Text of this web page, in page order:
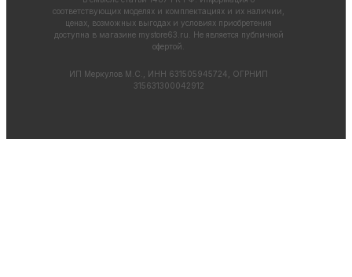
соответствующих моделях и комплектациях и их наличии,
ценах, возможных выгодах и условиях приобретения
доступна в магазине mystore63.ru . Не является публичной
офертой.
ИП Меркулов М.С., ИНН 631505945724, ОГРНИП
315631300042912